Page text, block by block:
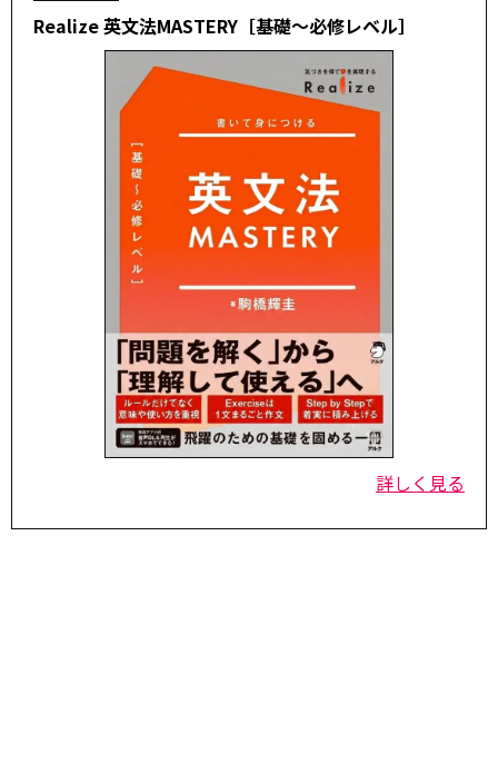
Realize 英文法MASTERY［基礎～必修レベル］
詳しく見る